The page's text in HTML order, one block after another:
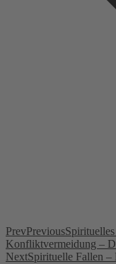
PrevPrevious
Konfliktvermeidung –
NextSpirituelle Fallen –